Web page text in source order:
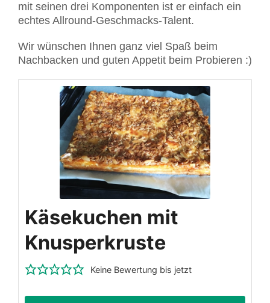
mit seinen drei Komponenten ist er einfach ein
echtes Allround-Geschmacks-Talent.
Wir wünschen Ihnen ganz viel Spaß beim
Nachbacken und guten Appetit beim Probieren :)
Käsekuchen mit
Knusperkruste
Keine Bewertung bis jetzt